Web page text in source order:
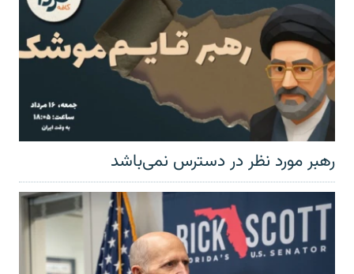
رهبر مورد نظر در دسترس نمی‌باشد